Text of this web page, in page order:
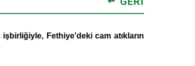
Fethiye'deki cam atıkların